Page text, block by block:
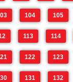
104 105
113 114
122 123
131 132